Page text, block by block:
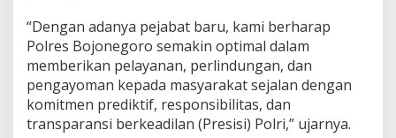
“Dengan adanya pejabat baru, kami berharap
Polres Bojonegoro semakin optimal dalam
memberikan pelayanan, perlindungan, dan
pengayoman kepada masyarakat sejalan dengan
komitmen prediktif, responsibilitas, dan
transparansi berkeadilan (Presisi) Polri,” ujarnya.